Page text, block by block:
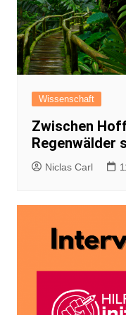
Wissenschaft
Zwischen
Regenwälder
Niclas Carl